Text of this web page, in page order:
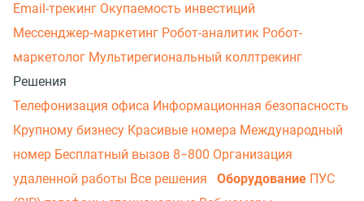
Email-трекинг Окупаемость инвестиций
Мессенджер‑маркетинг Робот-аналитик Робот-
маркетолог Мультирегиональный коллтрекинг
Решения
Телефонизация офиса Информационная безопасность
Крупному бизнесу Красивые номера Международный
номер Бесплатный вызов 8−800 Организация
удаленной работы Все решения Оборудование ПУС